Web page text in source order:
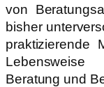
von
bisher
praktizierende
Beratung und